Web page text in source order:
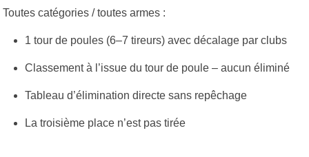
Toutes catégories / toutes armes :
1 tour de poules (6–7 tireurs) avec décalage par clubs
Classement à l’issue du tour de poule – aucun éliminé
Tableau d’élimination directe sans repêchage
La troisième place n’est pas tirée